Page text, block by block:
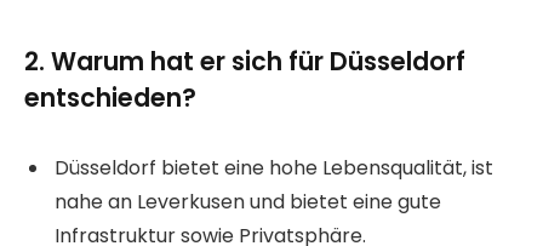
2. Warum hat er sich für Düsseldorf
entschieden?
Düsseldorf bietet eine hohe Lebensqualität, ist
nahe an Leverkusen und bietet eine gute
Infrastruktur sowie Privatsphäre.